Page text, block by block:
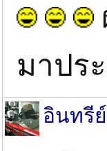
มาปร
อินทรี